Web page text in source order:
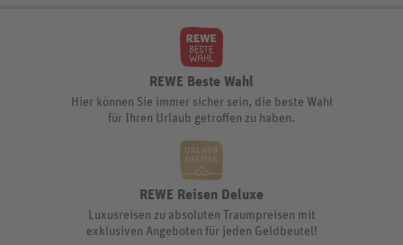
REWE Beste Wahl
Hier können Sie immer sicher sein, die beste Wahl
für Ihren Urlaub getroffen zu haben.
REWE Reisen Deluxe
Luxusreisen zu absoluten Traumpreisen mit
exklusiven Angeboten für jeden Geldbeutel!